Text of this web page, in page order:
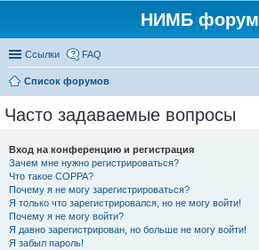
НИМБ форум
Ссылки FAQ
Список форумов
Часто задаваемые вопросы
Вход на конференцию и регистрация
Зачем мне нужно регистрироваться?
Что такое COPPA?
Почему я не могу зарегистрироваться?
Я только что зарегистрировался, но не могу войти!
Почему я не могу войти?
Я давно зарегистрирован, но больше не могу войти!
Я забыл пароль!